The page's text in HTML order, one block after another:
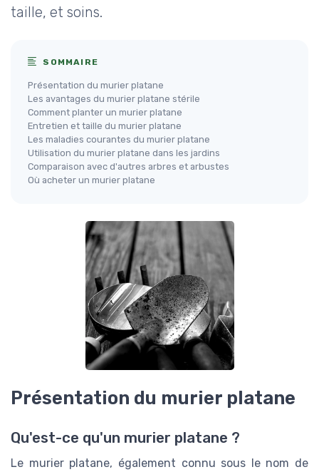
taille, et soins.
SOMMAIRE
Présentation du murier platane
Les avantages du murier platane stérile
Comment planter un murier platane
Entretien et taille du murier platane
Les maladies courantes du murier platane
Utilisation du murier platane dans les jardins
Comparaison avec d'autres arbres et arbustes
Où acheter un murier platane
Présentation du murier platane
Qu'est-ce qu'un murier platane ?
Le murier platane, également connu sous le nom de